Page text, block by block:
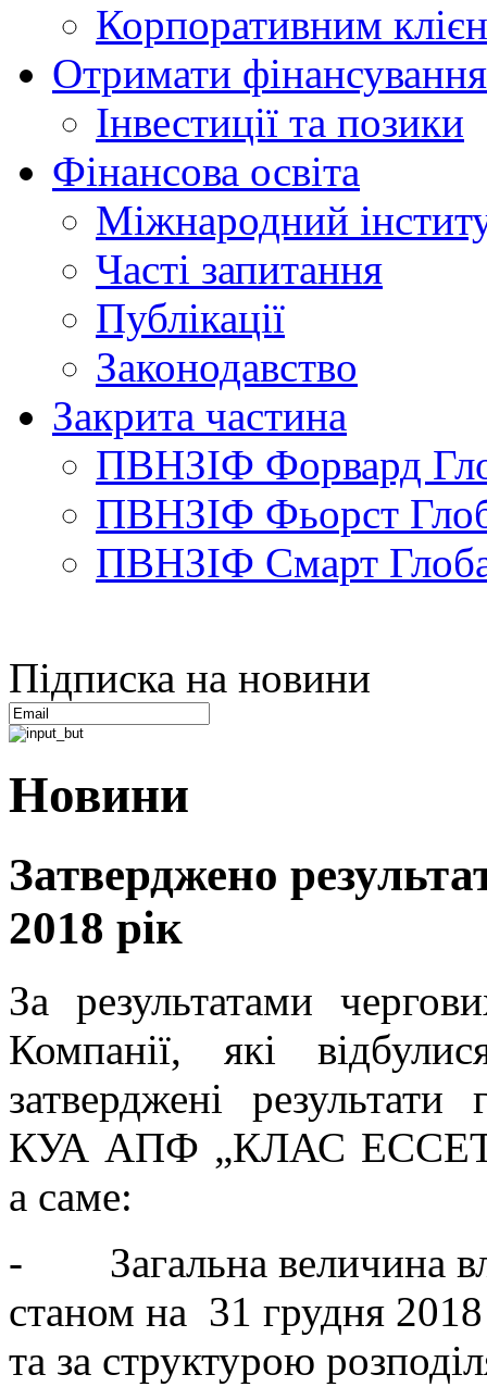
Корпоративним
Отримати фінансування
Інвестиції та позики
Фінансова освіта
Міжнародний
Часті запитання
Публікації
Законодавство
Закрита частина
ПВНЗІФ Форвард
ПВНЗІФ Фьорст
ПВНЗІФ Смарт
Підписка на новини
Новини
Затверджено
2018 рік
За результатами
Компанії, які
затверджені
КУА АПФ „КЛАС
а саме:
- Загальна величина
станом на 31 грудня
та за структурою